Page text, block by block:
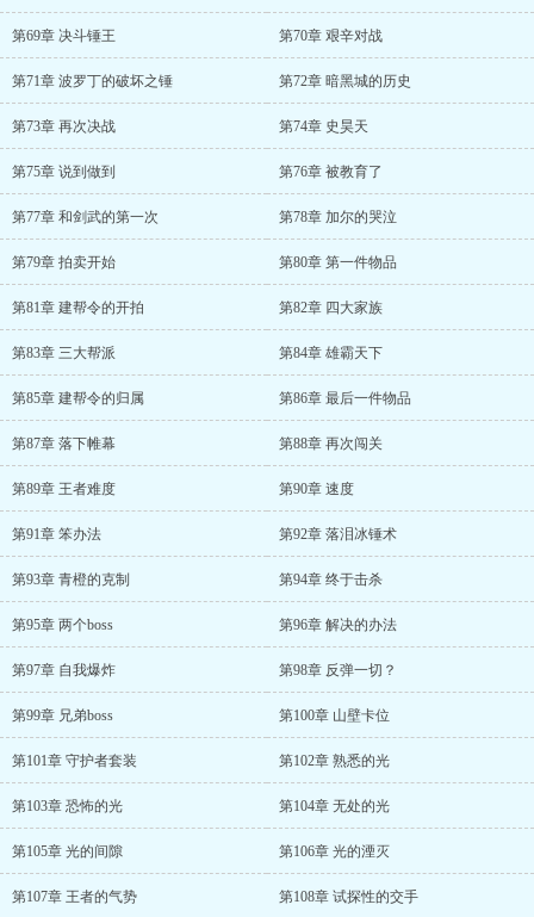
第69章 决斗锤王 第70章 艰辛对战
第71章 波罗丁的破坏之锤 第72章 暗黑城的历史
第73章 再次决战 第74章 史昊天
第75章 说到做到 第76章 被教育了
第77章 和剑武的第一次 第78章 加尔的哭泣
第79章 拍卖开始 第80章 第一件物品
第81章 建帮令的开拍 第82章 四大家族
第83章 三大帮派 第84章 雄霸天下
第85章 建帮令的归属 第86章 最后一件物品
第87章 落下帷幕 第88章 再次闯关
第89章 王者难度 第90章 速度
第91章 笨办法 第92章 落泪冰锤术
第93章 青橙的克制 第94章 终于击杀
第95章 两个boss 第96章 解决的办法
第97章 自我爆炸 第98章 反弹一切？
第99章 兄弟boss 第100章 山壁卡位
第101章 守护者套装 第102章 熟悉的光
第103章 恐怖的光 第104章 无处的光
第105章 光的间隙 第106章 光的湮灭
第107章 王者的气势 第108章 试探性的交手